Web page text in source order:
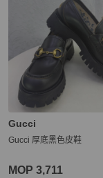
Gucci
Gucci 厚底黑色皮鞋
MOP 3,711